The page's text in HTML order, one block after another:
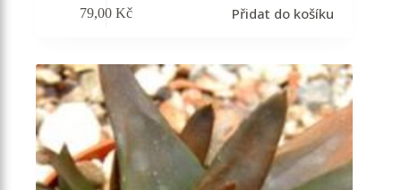
79,00Kč Přidat do košíku